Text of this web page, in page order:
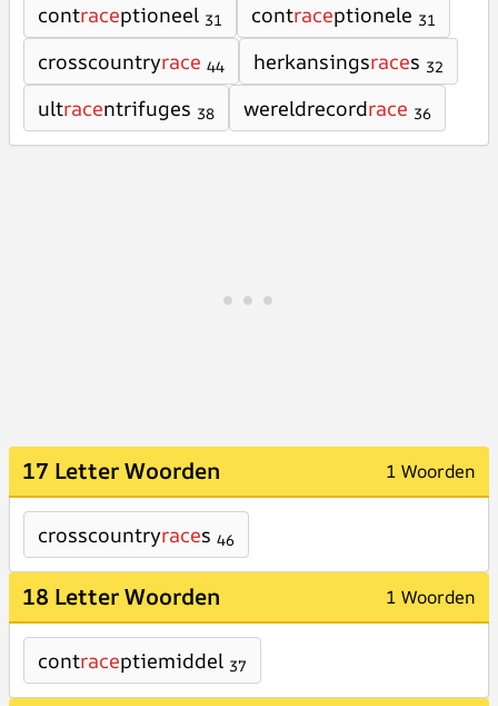
contraceptioneel 31 contraceptionele 31
crosscountryrace 44 herkansingsraces 32
ultracentrifuges 38 wereldrecordrace 36
17 Letter Woorden 1 Woorden
crosscountryraces 46
18 Letter Woorden 1 Woorden
contraceptiemiddel 37